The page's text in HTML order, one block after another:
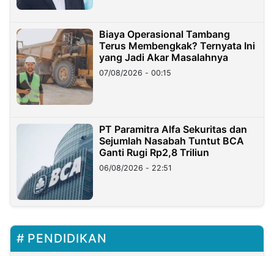
Biaya Operasional Tambang
Terus Membengkak? Ternyata Ini
yang Jadi Akar Masalahnya
07/08/2026 - 00:15
PT Paramitra Alfa Sekuritas dan
Sejumlah Nasabah Tuntut BCA
Ganti Rugi Rp2,8 Triliun
06/08/2026 - 22:51
PENDIDIKAN